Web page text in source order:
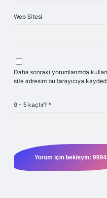
Web Sitesi
Daha sonraki yorumlarımda
site adresim bu tarayıcıya
9 - 5 kaçtır? *